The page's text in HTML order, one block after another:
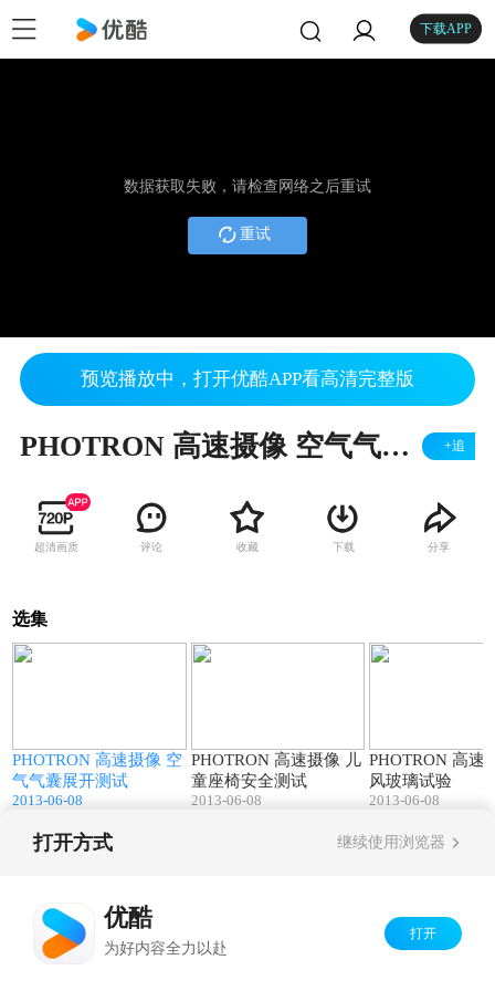
下载APP
数据获取失败，请检查网络之后重试
重试
预览播放中，打开优酷APP看高清完整版
PHOTRON 高速摄像 空气气囊展开测试 +追
超清画质 评论 收藏 下载 分享
选集
PHOTRON 高速摄像 空
气气囊展开测试
2013-06-08
PHOTRON 高速摄像 儿
童座椅安全测试
2013-06-08
PHOTRON 高速摄像 挡
风玻璃试验
2013-06-08
打开方式 继续使用浏览器
优酷
为好内容全力以赴
打开